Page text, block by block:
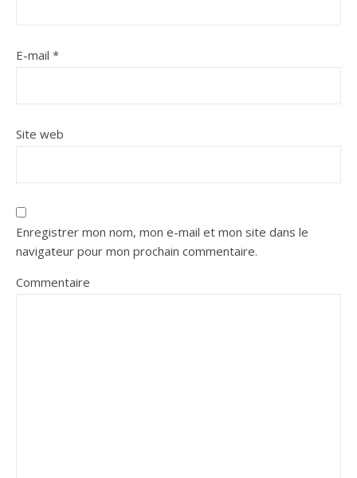
E-mail *
Site web
Enregistrer mon nom, mon e-mail et mon site dans le
navigateur pour mon prochain commentaire.
Commentaire